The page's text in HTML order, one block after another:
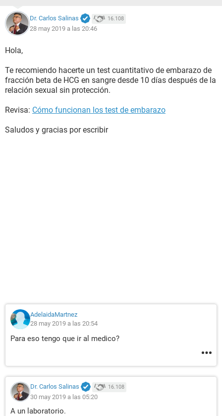
Dr. Carlos Salinas 16.108
28 may 2019 a las 20:46
Hola,
Te recomiendo hacerte un test cuantitativo de embarazo de
fracción beta de HCG en sangre desde 10 días después de la
relación sexual sin protección.
Revisa: Cómo funcionan los test de embarazo
Saludos y gracias por escribir
AdelaidaMartnez
28 may 2019 a las 20:54
Para eso tengo que ir al medico?
Dr. Carlos Salinas 16.108
30 may 2019 a las 05:20
A un laboratorio.